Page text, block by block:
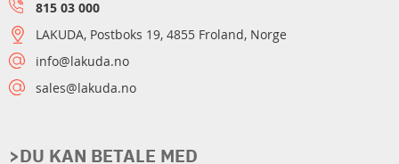
>DU KAN BETALE MED
815 03 000
LAKUDA, Postboks 19, 4855 Froland, Norge
info@lakuda.no
sales@lakuda.no